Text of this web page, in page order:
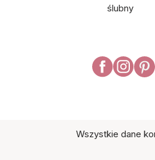
ślubny
Wszystkie dane